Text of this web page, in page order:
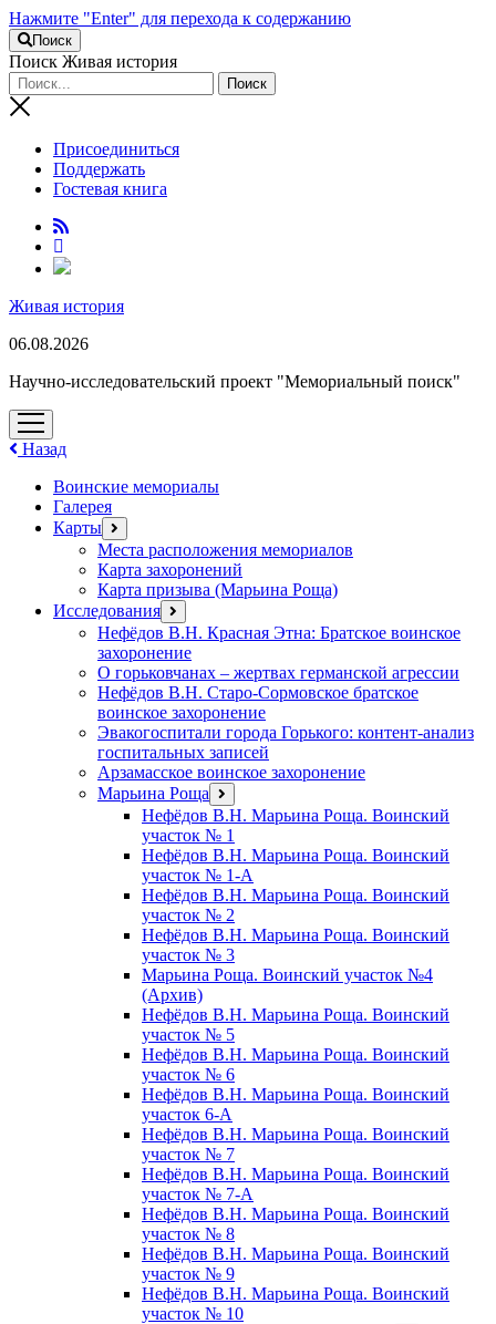
Нажмите "Enter" для перехода к содержанию
Поиск
Поиск Живая история
Присоединиться
Поддержать
Гостевая книга
RuTube
Живая история
06.08.2026
Научно-исследовательский проект "Мемориальный поиск"
открыть
меню
Назад
Воинские мемориалы
Галерея
Карты открыть
меню
Места расположения мемориалов
Карта захоронений
Карта призыва (Марьина Роща)
Исследования открыть
меню
Нефёдов В.Н. Красная Этна: Братское воинское
захоронение
О горьковчанах – жертвах германской агрессии
Нефёдов В.Н. Старо-Сормовское братское
воинское захоронение
Эвакогоспитали города Горького: контент-анализ
госпитальных записей
Арзамасское воинское захоронение
Марьина Роща открыть
меню
Нефёдов В.Н. Марьина Роща. Воинский
участок № 1
Нефёдов В.Н. Марьина Роща. Воинский
участок № 1-А
Нефёдов В.Н. Марьина Роща. Воинский
участок № 2
Нефёдов В.Н. Марьина Роща. Воинский
участок № 3
Марьина Роща. Воинский участок №4
(Архив)
Нефёдов В.Н. Марьина Роща. Воинский
участок № 5
Нефёдов В.Н. Марьина Роща. Воинский
участок № 6
Нефёдов В.Н. Марьина Роща. Воинский
участок 6-А
Нефёдов В.Н. Марьина Роща. Воинский
участок № 7
Нефёдов В.Н. Марьина Роща. Воинский
участок № 7-А
Нефёдов В.Н. Марьина Роща. Воинский
участок № 8
Нефёдов В.Н. Марьина Роща. Воинский
участок № 9
Нефёдов В.Н. Марьина Роща. Воинский
участок № 10